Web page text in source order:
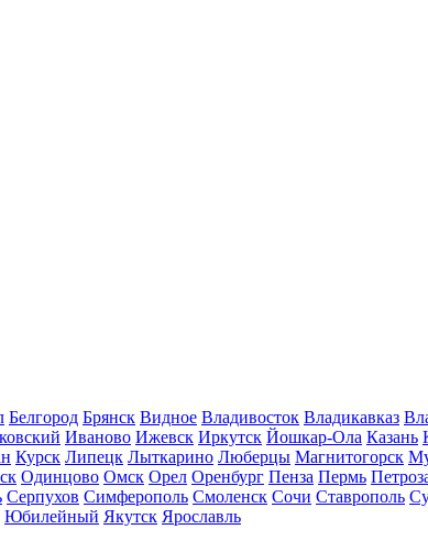
Белгород Брянск Видное Владивосток Владикавказ
Иваново Ижевск Иркутск Йошкар-Ола Казань
Курск Липецк Лыткарино Люберцы Магнитогорск
Одинцово Омск Орел Оренбург Пенза Пермь
Серпухов Симферополь Смоленск Сочи Ставрополь
Юбилейный Якутск Ярославль